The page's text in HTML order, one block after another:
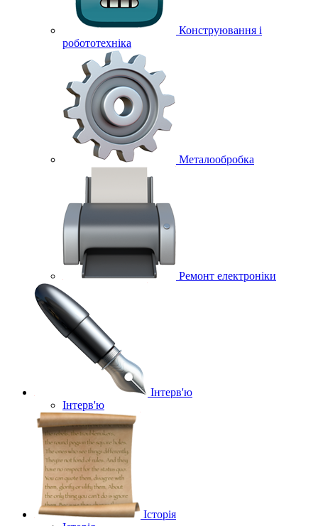
Конструювання і
робототехніка
Металообробка
Ремонт електроніки
Інтерв'ю
Інтерв'ю
Історія